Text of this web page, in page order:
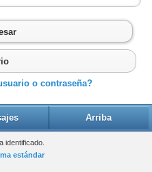
o contraseña?
Arriba
identificado.
estándar